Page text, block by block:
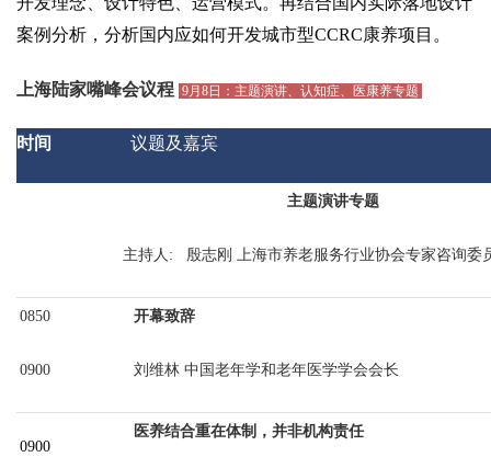
案例分析，分析国内应如何开发城市型CCRC康养项目。
上海陆家嘴峰会议程 9月8日：主题演讲、认知症、医康养专题
时间 议题及嘉宾
主题演讲专题
主持人 : 殷志刚 上海市养老服务行业协会专家咨询委
0850
0900
开幕致辞
刘维林 中国老年学和老年医学学会会长
0900
医养结合重在体制，并非机构责任